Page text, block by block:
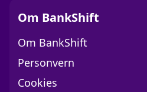
Om BankShift
Om BankShift
Personvern
Cookies